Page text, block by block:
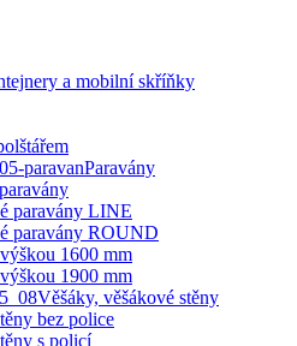
a mobilní skříňky
Paravány
paravány LINE
paravány ROUND
1600 mm
1900 mm
Věšáky, věšákové stěny
bez police
s policí